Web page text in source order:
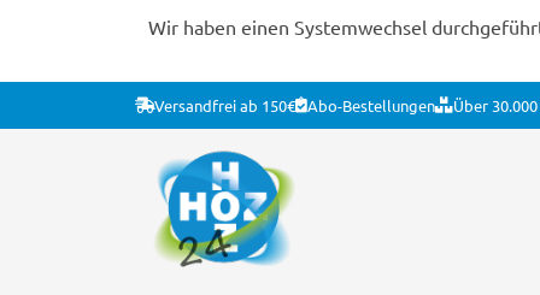
Wir haben einen Systemwechsel
Versandfrei ab 150€ Abo-Bestellungen Über